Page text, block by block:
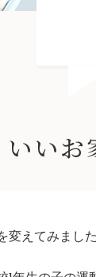
いお
変えてみまし